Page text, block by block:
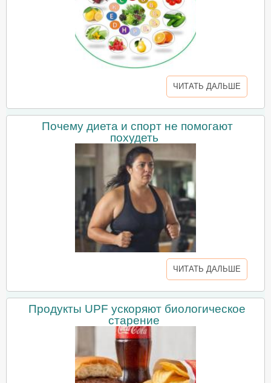
ЧИТАТЬ ДАЛЬШЕ
Почему диета и спорт не помогают
похудеть
ЧИТАТЬ ДАЛЬШЕ
Продукты UPF ускоряют биологическое
старение